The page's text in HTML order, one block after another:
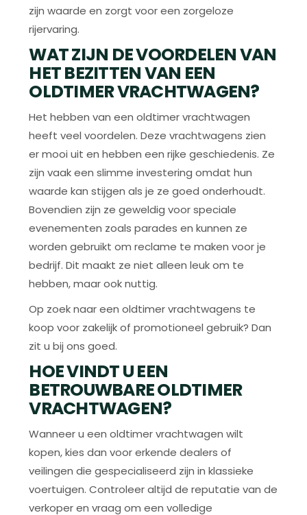
zijn waarde en zorgt voor een zorgeloze
rijervaring.
WAT ZIJN DE VOORDELEN VAN
HET BEZITTEN VAN EEN
OLDTIMER VRACHTWAGEN?
Het hebben van een oldtimer vrachtwagen
heeft veel voordelen. Deze vrachtwagens zien
er mooi uit en hebben een rijke geschiedenis. Ze
zijn vaak een slimme investering omdat hun
waarde kan stijgen als je ze goed onderhoudt.
Bovendien zijn ze geweldig voor speciale
evenementen zoals parades en kunnen ze
worden gebruikt om reclame te maken voor je
bedrijf. Dit maakt ze niet alleen leuk om te
hebben, maar ook nuttig.
Op zoek naar een oldtimer vrachtwagens te
koop voor zakelijk of promotioneel gebruik? Dan
zit u bij ons goed.
HOE VINDT U EEN
BETROUWBARE OLDTIMER
VRACHTWAGEN?
Wanneer u een oldtimer vrachtwagen wilt
kopen, kies dan voor erkende dealers of
veilingen die gespecialiseerd zijn in klassieke
voertuigen. Controleer altijd de reputatie van de
verkoper en vraag om een volledige